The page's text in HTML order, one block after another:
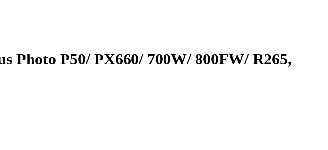
Photo P50/ PX660/ 700W/ 800FW/ R265,